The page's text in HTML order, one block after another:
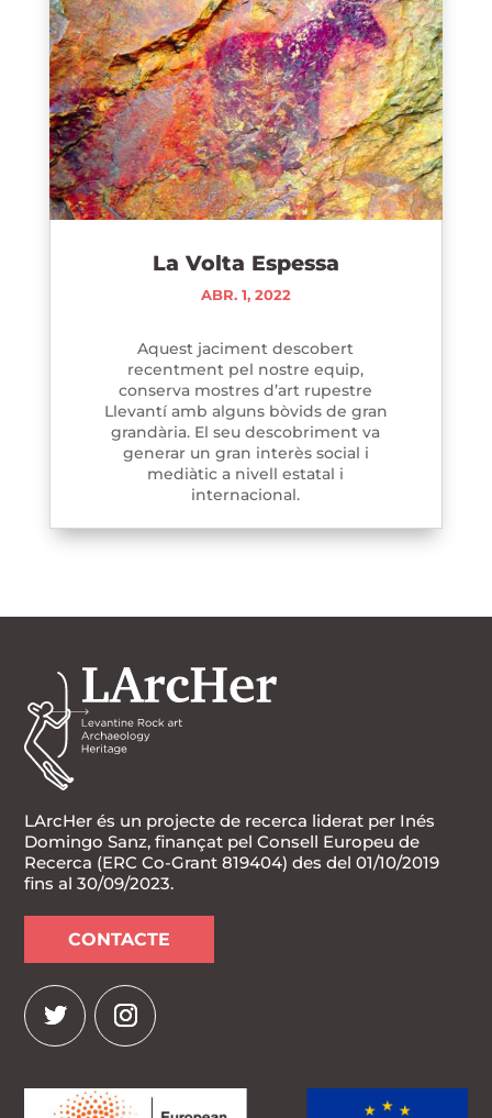
La Volta Espessa
ABR. 1, 2022
Aquest jaciment descobert
recentment pel nostre equip,
conserva mostres d’art rupestre
Llevantí amb alguns bòvids de gran
grandària. El seu descobriment va
generar un gran interès social i
mediàtic a nivell estatal i
internacional.
LArcHer és un projecte de recerca liderat per Inés
Domingo Sanz, finançat pel Consell Europeu de
Recerca (ERC Co-Grant 819404) des del 01/10/2019
fins al 30/09/2023.
CONTACTE